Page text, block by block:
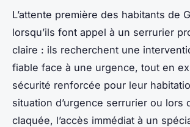
L’attente première des habitants de
lorsqu’ils font appel à un serrurier
claire : ils recherchent une
fiable face à une urgence, tout en
sécurité renforcée pour leur
situation d’urgence serrurier ou lors
claquée, l’accès immédiat à un